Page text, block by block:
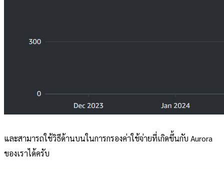
และสามารถใช้วิธีด้านบนในการกรองค่าใช้จ่ายที่เกิดขึ้นกับ Aurora
ของเราได้ครับ